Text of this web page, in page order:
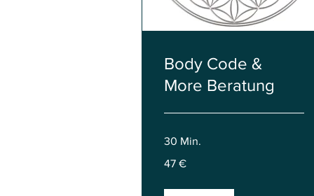
Body Code &
More Beratung
30 Min.
Euro
47 €